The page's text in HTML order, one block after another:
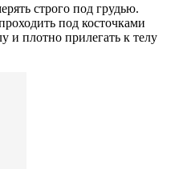
строго под грудью.
под косточками
и плотно прилегать к телу